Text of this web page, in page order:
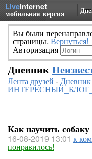
LiveInternet
мобильная версия
Вы были
страницы. Вернуться!
Авторизация
Дневник
Лента друзей -Дневник
Как научить
16-08-2019 13:01 к
понравилось!